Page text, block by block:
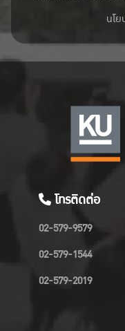
นโ
โทรติดต่อ
02-579-9579
02-579-1544
02-579-2019